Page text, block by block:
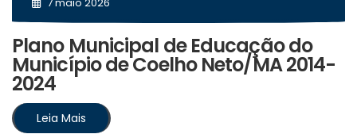
Plano Municipal de Educação do
Município de Coelho Neto/MA 2014-
2024
Leia Mais